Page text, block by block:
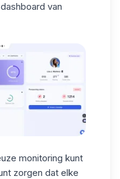
dashboard van
monitoring kunt
zorgen dat elke